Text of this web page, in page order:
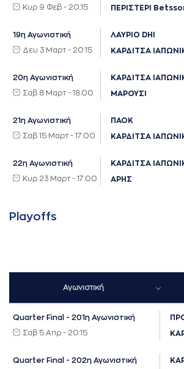
Κυρ 9 Φεβ - 20:15 ΠΕΡΙΣΤΕΡΙ
19η Αγωνιστική
Δευ 3 Μαρτ - 20:15
ΛΑΥΡΙΟ DHI
ΚΑΡΔΙΤΣΑ
20η Αγωνιστική
Σαβ 8 Μαρτ - 18:00
ΚΑΡΔΙΤΣΑ
ΜΑΡΟΥΣΙ
21η Αγωνιστική
Σαβ 15 Μαρτ - 17:00
ΠΑΟΚ
ΚΑΡΔΙΤΣΑ
22η Αγωνιστική
Κυρ 23 Μαρτ - 17:00
ΚΑΡΔΙΤΣΑ
ΑΡΗΣ
Playoffs
Αγωνιστική
Quarter Final - 201η Αγωνιστική
Σαβ 5 Απρ - 20:15
Quarter Final - 202η Αγωνιστική